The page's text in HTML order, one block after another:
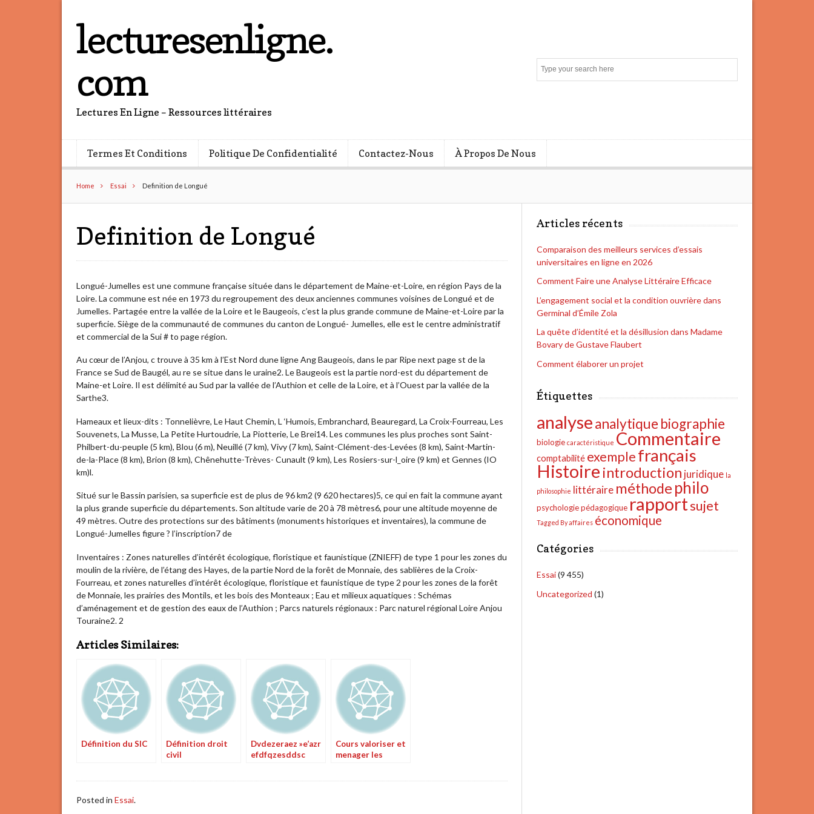
lecturesenligne.
com
Lectures En Ligne – Ressources littéraires
e
Termes Et Conditions Politique De Confidentialité Contactez-Nous À Propos De Nous
Home Essai Definition de Longué
Definition de Longué
Longué-Jumelles est une commune française située dans le département de Maine-et-Loire, en région Pays de la
Loire. La commune est née en 1973 du regroupement des deux anciennes communes voisines de Longué et de
Jumelles. Partagée entre la vallée de la Loire et le Baugeois, c’est la plus grande commune de Maine-et-Loire par la
superficie. Siège de la communauté de communes du canton de Longué- Jumelles, elle est le centre administratif
et commercial de la Sui # to page région.
Au cœur de l’Anjou, c trouve à 35 km à l’Est Nord dune ligne Ang Baugeois, dans le par Ripe next page st de la
France se Sud de Baugél, au re se situe dans le uraine2. Le Baugeois est la partie nord-est du département de
Maine-et Loire. Il est délimité au Sud par la vallée de l’Authion et celle de la Loire, et à l’Ouest par la vallée de la
Sarthe3.
Hameaux et lieux-dits : Tonnelièvre, Le Haut Chemin, L ‘Humois, Embranchard, Beauregard, La Croix-Fourreau, Les
Souvenets, La Musse, La Petite Hurtoudrie, La Piotterie, Le Brei14. Les communes les plus proches sont Saint-
Philbert-du-peuple (5 km), Blou (6 m), Neuillé (7 km), Vivy (7 km), Saint-Clément-des-Levées (8 km), Saint-Martin-
de-la-Place (8 km), Brion (8 km), Chênehutte-Trèves- Cunault (9 km), Les Rosiers-sur-l_oire (9 km) et Gennes (IO
km)l.
Situé sur le Bassin parisien, sa superficie est de plus de 96 km2 (9 620 hectares)5, ce qui en fait la commune ayant
la plus grande superficie du départements. Son altitude varie de 20 à 78 mètres6, pour une altitude moyenne de
49 mètres. Outre des protections sur des bâtiments (monuments historiques et inventaires), la commune de
Longué-Jumelles figure ? l’inscription7 de
Inventaires : Zones naturelles d’intérêt écologique, floristique et faunistique (ZNIEFF) de type 1 pour les zones du
moulin de la rivière, de l’étang des Hayes, de la partie Nord de la forêt de Monnaie, des sablières de la Croix-
Fourreau, et zones naturelles d’intérêt écologique, floristique et faunistique de type 2 pour les zones de la forêt
de Monnaie, les prairies des Montils, et les bois des Monteaux ; Eau et milieux aquatiques : Schémas
d’aménagement et de gestion des eaux de l’Authion ; Parcs naturels régionaux : Parc naturel régional Loire Anjou
Touraine2. 2
Articles Similaires:
Définition du SIC
Définition droit
civil
Dvdezeraez »e’azr
efdfqzesddsc
Cours valoriser et
menager les
Posted inEssai.
Articles récents
Comparaison des meilleurs services d’essais
universitaires en ligne en 2026
Comment Faire une Analyse Littéraire Efficace
L’engagement social et la condition ouvrière dans
Germinal d’Émile Zola
La quête d’identité et la désillusion dans Madame
Bovary de Gustave Flaubert
Comment élaborer un projet
Étiquettes
analyseanalytique biographie
biologie caractéristique Commentaire
comptabilité exemplefrançais
Histoire introduction juridique la
philosophie littéraire méthode philo
psychologie pédagogique rapportsujet
Tagged By affaires économique
Catégories
Essai(9 455)
Uncategorized (1)